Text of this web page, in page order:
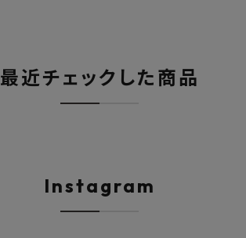
最近チェックした商品
Instagram